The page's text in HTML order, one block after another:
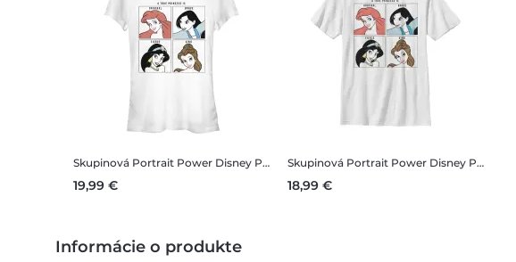
Skupinová Portrait Power Disney Princezná - Skupinová Portrait Power - Dámske Tričko
19,99 €
Skupinová Portrait Power Disney Princezná - Skupinová Portrait Power - Detské Tričko
18,99 €
Informácie o produkte